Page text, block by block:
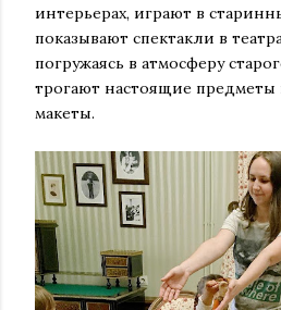
интерьерах, играют в
показывают спектакли в
погружаясь в атмосферу
трогают настоящие предметы
макеты.